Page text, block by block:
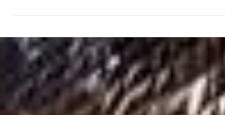
POLITÉCNICO
Hola, soy Víctor Hugo Gómez Hernández,
ingeniero en Biotecnología e iniciador de la
investigación de las aplicaciones de la
limacina de...